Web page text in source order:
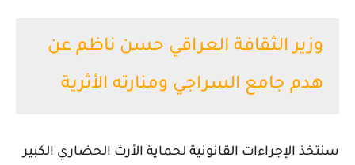
وزير الثقافة العراقي حسن ناظم عن
هدم جامع السراجي ومنارته الأثرية
سنتخذ الإجراءات القانونية لحماية الأرث الحضاري الكبير